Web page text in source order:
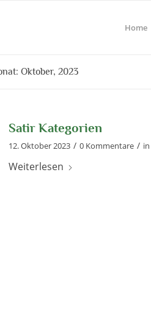
Home
Oktober, 2023
Satir Kategorien
12. Oktober 2023 / 0 Kommentare / in
Weiterlesen